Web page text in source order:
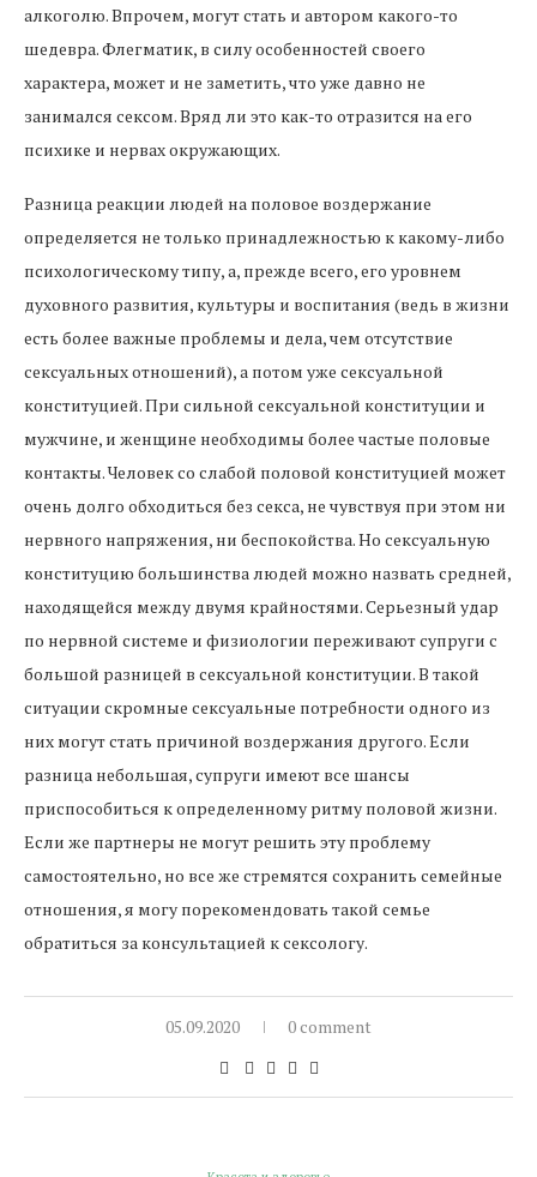
алкоголю. Впрочем, могут стать и автором какого-то
шедевра. Флегматик, в силу особенностей своего
характера, может и не заметить, что уже давно не
занимался сексом. Вряд ли это как-то отразится на его
психике и нервах окружающих.
Разница реакции людей на половое воздержание
определяется не только принадлежностью к какому-либо
психологическому типу, а, прежде всего, его уровнем
духовного развития, культуры и воспитания (ведь в жизни
есть более важные проблемы и дела, чем отсутствие
сексуальных отношений), а потом уже сексуальной
конституцией. При сильной сексуальной конституции и
мужчине, и женщине необходимы более частые половые
контакты. Человек со слабой половой конституцией может
очень долго обходиться без секса, не чувствуя при этом ни
нервного напряжения, ни беспокойства. Но сексуальную
конституцию большинства людей можно назвать средней,
находящейся между двумя крайностями. Серьезный удар
по нервной системе и физиологии переживают супруги с
большой разницей в сексуальной конституции. В такой
ситуации скромные сексуальные потребности одного из
них могут стать причиной воздержания другого. Если
разница небольшая, супруги имеют все шансы
приспособиться к определенному ритму половой жизни.
Если же партнеры не могут решить эту проблему
самостоятельно, но все же стремятся сохранить семейные
отношения, я могу порекомендовать такой семье
обратиться за консультацией к сексологу.
05.09.2020 0 comment